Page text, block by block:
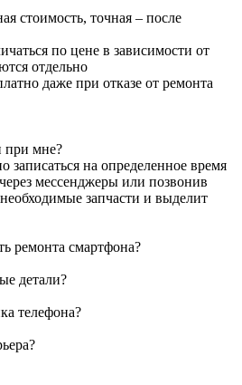
стоимость, точная – после
по цене в зависимости от
отдельно
даже при отказе от ремонта
при мне?
записаться на определенное время
мессенджеры или позвонив
запчасти и выделит
ремонта смартфона?
детали?
телефона?